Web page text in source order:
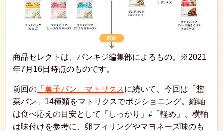
商品セレクトは、パンキジ編集部によるもの。※2021
年7月16日時点のものです。
前回の 「菓子パン」マトリクスに続いて、今回は「惣
菜パン」14種類をマトリクスでポジショニング。縦軸
は食べ応えの目安として「しっかり」⇄「軽め」、横軸
は味付けを参考に、卵フィリングやマヨネーズ味のも